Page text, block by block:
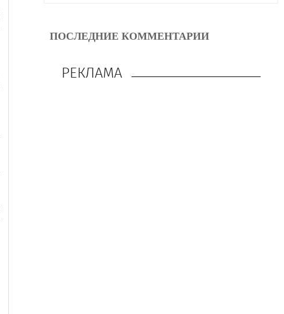
ПОСЛЕДНИЕ КОММЕНТАРИИ
РЕКЛАМА